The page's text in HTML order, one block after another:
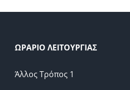
ΩΡΑΡΙΟ ΛΕΙΤΟΥΡΓΙΑΣ
Άλλος Τρόπος 1